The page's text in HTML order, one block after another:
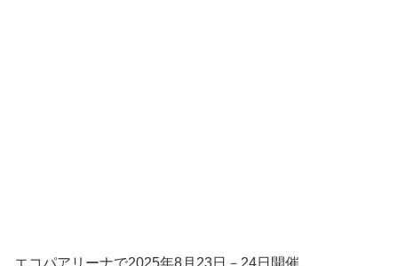
エコパアリーナで2025年8月23日－24日開催